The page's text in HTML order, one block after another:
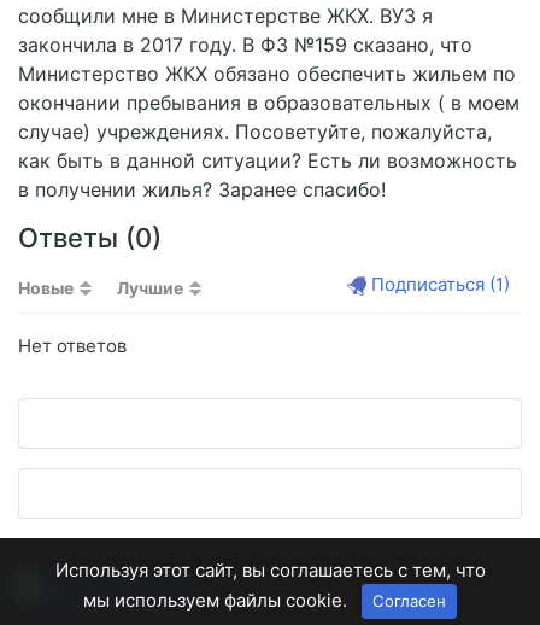
сообщили мне в Министерстве ЖКХ. ВУЗ я
закончила в 2017 году. В ФЗ №159 сказано, что
Министерство ЖКХ обязано обеспечить жильем по
окончании пребывания в образовательных ( в моем
случае) учреждениях. Посоветуйте, пожалуйста,
как быть в данной ситуации? Есть ли возможность
в получении жилья? Заранее спасибо!
Ответы (0)
Новые Лучшие Подписаться (1)
Нет ответов
Используя этот сайт, вы соглашаетесь с тем, что
мы используем файлы cookie.
Согласен